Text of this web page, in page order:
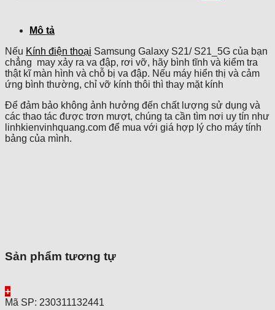
Mô tả
Nếu Kính điện thoại Samsung Galaxy S21/ S21_5G của bạn
chẳng may xảy ra va đập, rơi vỡ, hãy bình tĩnh và kiểm tra
thật kĩ màn hình và chỗ bị va đập. Nếu máy hiển thị và cảm
ứng bình thường, chỉ vỡ kính thôi thì thay mặt kính
Để đảm bảo không ảnh hưởng đến chất lượng sử dụng và
các thao tác được trơn mượt, chúng ta cần tìm nơi uy tín như
linhkienvinhquang.com để mua với giá hợp lý cho máy tính
bảng của mình.
Sản phẩm tương tự
+
Mã SP: 230311132441